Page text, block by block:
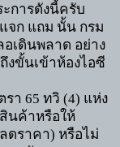
การดังนี้ครับ
จก แถม นั้น กรม
อเดินพลาด อย่าง
งขั้นเข้าห้องไอซี
รา 65 ทวิ (4) แห่ง
นค้าหรือให้
ดราคา) หรือไม่